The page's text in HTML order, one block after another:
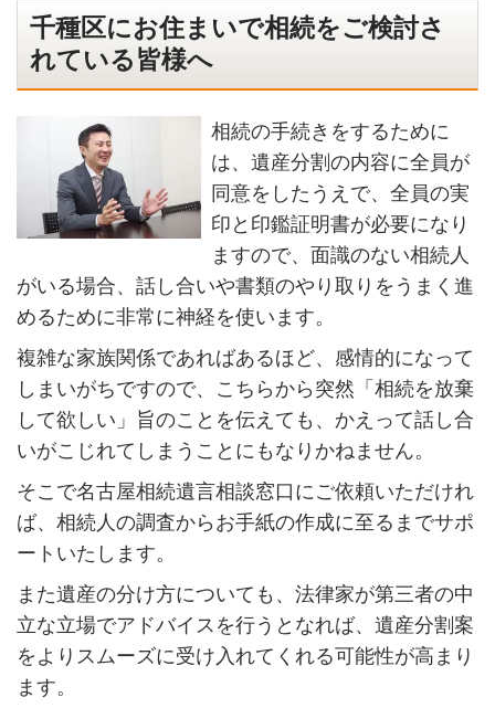
千種区にお住まいで相続をご検討さ
れている皆様へ
相続の手続きをするために
は、遺産分割の内容に全員が
同意をしたうえで、全員の実
印と印鑑証明書が必要になり
ますので、面識のない相続人
がいる場合、話し合いや書類のやり取りをうまく進
めるために非常に神経を使います。
複雑な家族関係であればあるほど、感情的になって
しまいがちですので、こちらから突然「相続を放棄
して欲しい」旨のことを伝えても、かえって話し合
いがこじれてしまうことにもなりかねません。
そこで名古屋相続遺言相談窓口にご依頼いただけれ
ば、相続人の調査からお手紙の作成に至るまでサポ
ートいたします。
また遺産の分け方についても、法律家が第三者の中
立な立場でアドバイスを行うとなれば、遺産分割案
をよりスムーズに受け入れてくれる可能性が高まり
ます。